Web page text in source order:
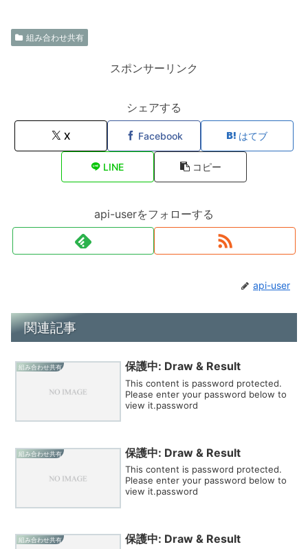
組み合わせ共有
スポンサーリンク
シェアする
X Facebook はてブ
LINE コピー
api-userをフォローする
api-user
関連記事
組み合わせ共有 保護中: Draw & Result
This content is password protected.
Please enter your password below to
view it.password
組み合わせ共有 保護中: Draw & Result
This content is password protected.
Please enter your password below to
view it.password
組み合わせ共有 保護中: Draw & Result